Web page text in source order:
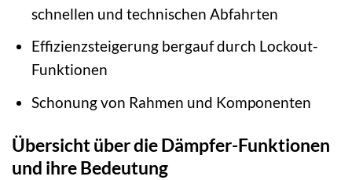
schnellen und technischen Abfahrten
Effizienzsteigerung bergauf durch Lockout-
Funktionen
Schonung von Rahmen und Komponenten
Übersicht über die Dämpfer-Funktionen
und ihre Bedeutung